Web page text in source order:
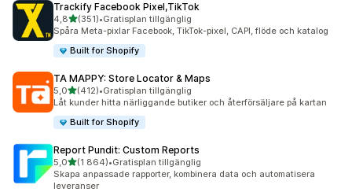
Trackify Facebook Pixel,TikTok
4,8av 5 stjärnor
(351)
351 recensioner totalt
•Gratisplan tillgänglig
Spåra Meta-pixlar Facebook, TikTok-pixel, CAPI, flöde och katalog
Built for Shopify
TA MAPPY: Store Locator & Maps
5,0av 5 stjärnor
(412)
412 recensioner totalt
•Gratisplan tillgänglig
Låt kunder hitta närliggande butiker och återförsäljare på kartan
Built for Shopify
Report Pundit: Custom Reports
5,0av 5 stjärnor
(1 864)
1864 recensioner totalt
•Gratisplan tillgänglig
Skapa anpassade rapporter, kombinera data och automatisera
leveranser